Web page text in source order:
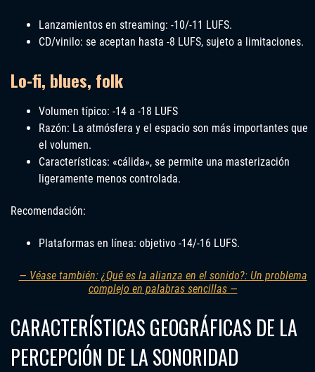
Lanzamientos en streaming: -10/-11 LUFS.
CD/vinilo: se aceptan hasta -8 LUFS, sujeto a limitaciones.
Lo-fi, blues, folk
Volumen típico: -14 a -18 LUFS
Razón: La atmósfera y el espacio son más importantes que
el volumen.
Características: «cálida», se permite una masterización
ligeramente menos controlada.
Recomendación:
Plataformas en línea: objetivo -14/-16 LUFS.
— Véase también: ¿Qué es la alianza en el sonido?: Un problema
complejo en palabras sencillas —
CARACTERÍSTICAS GEOGRÁFICAS DE LA
PERCEPCIÓN DE LA SONORIDAD